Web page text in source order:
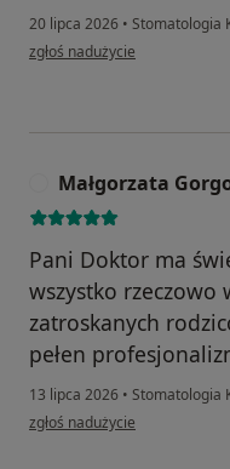
20 lipca 2026 • Stomatologia
w opinii użytkownika Elzbieta
zgłoś nadużycie
Małgorzata
Pani Doktor ma
wszystko rzeczowo
zatroskanych
pełen
13 lipca 2026 • Stomatologia
w opinii użytkownika
zgłoś nadużycie